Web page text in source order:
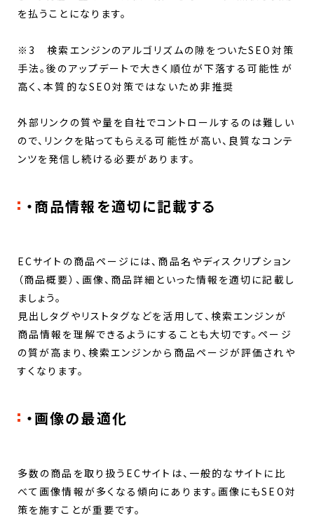
を払うことになります。
※3 検索エンジンのアルゴリズムの隙をついたSEO対策
手法。後のアップデートで大きく順位が下落する可能性が
高く、本質的なSEO対策ではないため非推奨
外部リンクの質や量を自社でコントロールするのは難しい
ので、リンクを貼ってもらえる可能性が高い、良質なコンテ
ンツを発信し続ける必要があります。
・商品情報を適切に記載する
ECサイトの商品ページには、商品名やディスクリプション
（商品概要）、画像、商品詳細といった情報を適切に記載し
ましょう。
見出しタグやリストタグなどを活用して、検索エンジンが
商品情報を理解できるようにすることも大切です。ページ
の質が高まり、検索エンジンから商品ページが評価されや
すくなります。
・画像の最適化
多数の商品を取り扱うECサイトは、一般的なサイトに比
べて画像情報が多くなる傾向にあります。画像にもSEO対
策を施すことが重要です。